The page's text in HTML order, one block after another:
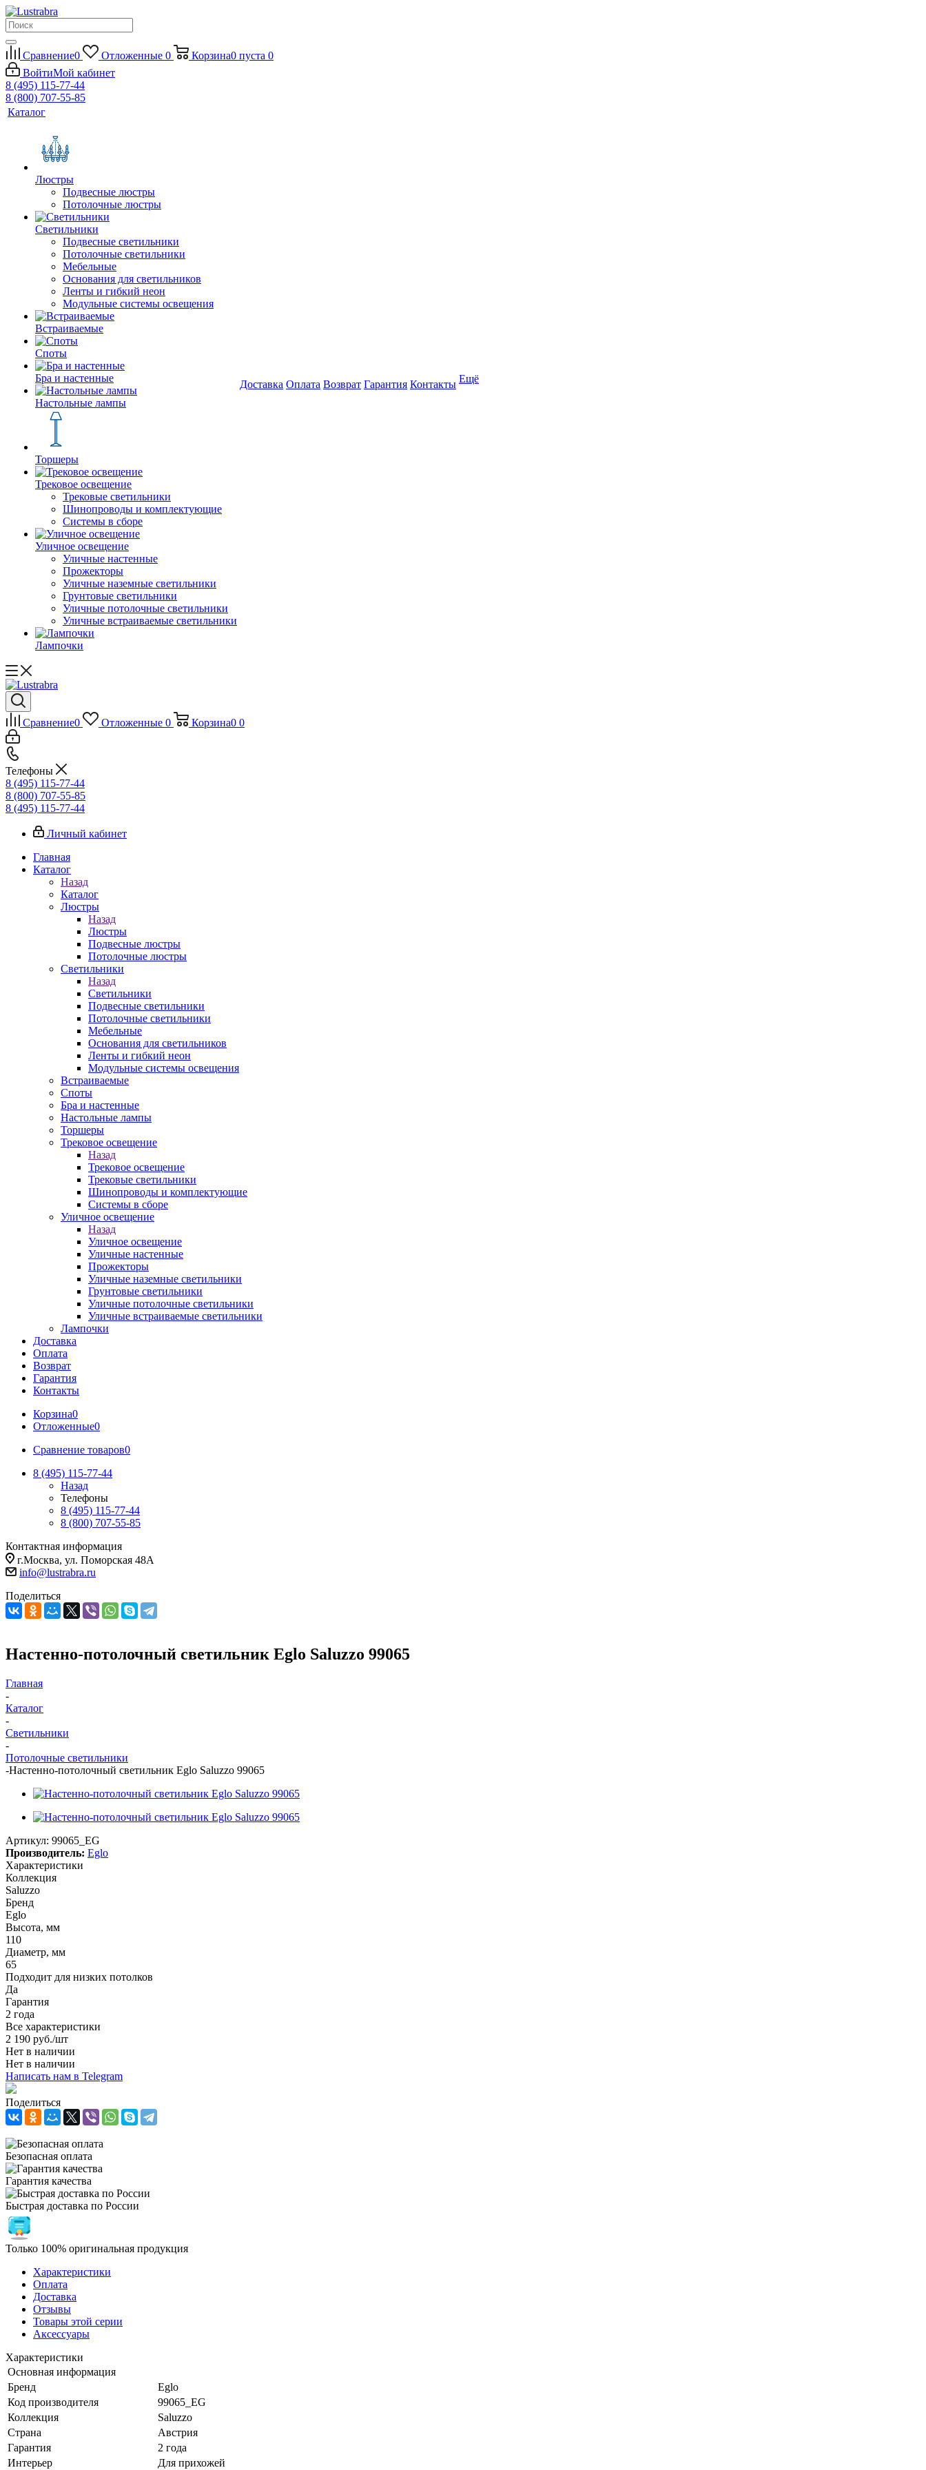
Сравнение0 Отложенные 0 Корзина0 пуста 0
ВойтиМой кабинет
8 (495) 115-77-44
8 (800) 707-55-85
Каталог
Люстры
Подвесные люстры
Потолочные люстры
Светильники
Подвесные светильники
Потолочные светильники
Мебельные
Основания для светильников
Ленты и гибкий неон
Модульные системы освещения
Встраиваемые
Споты
Бра и настенные
Настольные лампы
Торшеры
Трековое освещение
Трековые светильники
Шинопроводы и комплектующие
Системы в сборе
Уличное освещение
Уличные настенные
Прожекторы
Уличные наземные светильники
Грунтовые светильники
Уличные потолочные светильники
Уличные встраиваемые светильники
Лампочки
Доставка Оплата Возврат Гарантия Контакты Ещё
Сравнение0 Отложенные 0 Корзина0 0
Телефоны
8 (495) 115-77-44
8 (800) 707-55-85
8 (495) 115-77-44
Личный кабинет
Главная
Каталог
Назад
Каталог
Люстры
Назад
Люстры
Подвесные люстры
Потолочные люстры
Светильники
Назад
Светильники
Подвесные светильники
Потолочные светильники
Мебельные
Основания для светильников
Ленты и гибкий неон
Модульные системы освещения
Встраиваемые
Споты
Бра и настенные
Настольные лампы
Торшеры
Трековое освещение
Назад
Трековое освещение
Трековые светильники
Шинопроводы и комплектующие
Системы в сборе
Уличное освещение
Назад
Уличное освещение
Уличные настенные
Прожекторы
Уличные наземные светильники
Грунтовые светильники
Уличные потолочные светильники
Уличные встраиваемые светильники
Лампочки
Доставка
Оплата
Возврат
Гарантия
Контакты
Корзина0
Отложенные0
Сравнение товаров0
8 (495) 115-77-44
Назад
Телефоны
8 (495) 115-77-44
8 (800) 707-55-85
Контактная информация
г.Москва, ул. Поморская 48А
info@lustrabra.ru
Поделиться
Настенно-потолочный светильник Eglo Saluzzo 99065
Главная
-
Каталог
-
Светильники
-
Потолочные светильники
-Настенно-потолочный светильник Eglo Saluzzo 99065
Артикул: 99065_EG
Производитель: Eglo
Характеристики
Коллекция
Saluzzo
Бренд
Eglo
Высота, мм
110
Диаметр, мм
65
Подходит для низких потолков
Да
Гарантия
2 года
Все характеристики
2 190 руб./шт
Нет в наличии
Нет в наличии
Написать нам в Telegram
Поделиться
Безопасная оплата
Гарантия качества
Быстрая доставка по России
Только 100% оригинальная продукция
Характеристики
Оплата
Доставка
Отзывы
Товары этой серии
Аксессуары
Характеристики
Основная информация
Бренд
Eglo
Код производителя
99065_EG
Коллекция
Saluzzo
Страна
Австрия
Гарантия
2 года
Интерьер
Для прихожей